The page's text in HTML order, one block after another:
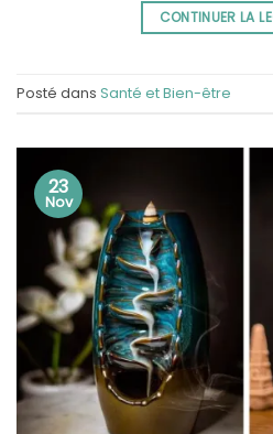
CONTINUER LA
Posté dans Santé et Bien-être
23
Nov